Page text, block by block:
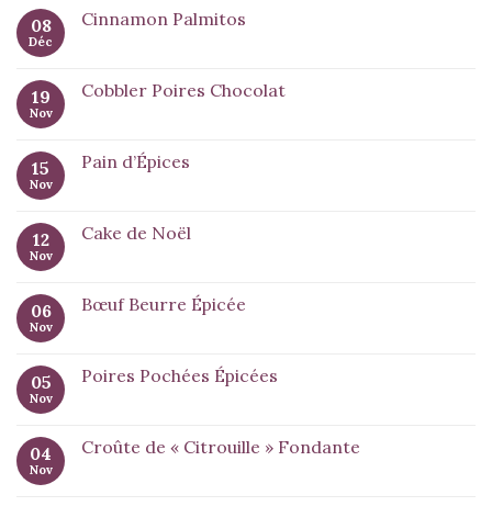
08
Déc
Cinnamon Palmitos
19
Nov
Cobbler Poires Chocolat
15
Nov
Pain d’Épices
12
Nov
Cake de Noël
06
Nov
Bœuf Beurre Épicée
05
Nov
Poires Pochées Épicées
04
Nov
Croûte de « Citrouille » Fondante